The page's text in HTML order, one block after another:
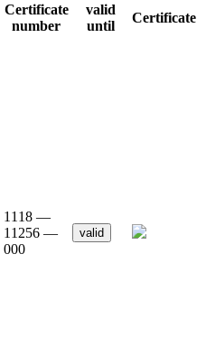
Certificate
number
valid
until
Certificate
1118 —
11256 —
000
valid